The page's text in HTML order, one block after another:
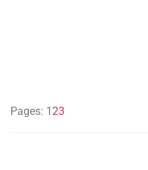
Pages: 1 23